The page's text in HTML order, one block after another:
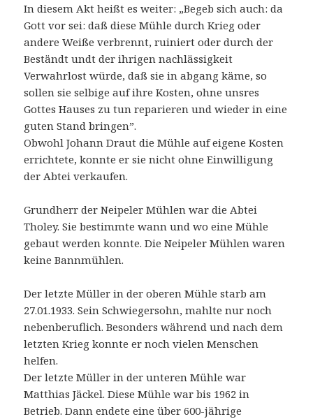
In diesem Akt heißt es weiter: „Begeb sich auch: da
Gott vor sei: daß diese Mühle durch Krieg oder
andere Weiße verbrennt, ruiniert oder durch der
Beständt undt der ihrigen nachlässigkeit
Verwahrlost würde, daß sie in abgang käme, so
sollen sie selbige auf ihre Kosten, ohne unsres
Gottes Hauses zu tun reparieren und wieder in eine
guten Stand bringen”.
Obwohl Johann Draut die Mühle auf eigene Kosten
errichtete, konnte er sie nicht ohne Einwilligung
der Abtei verkaufen.
Grundherr der Neipeler Mühlen war die Abtei
Tholey. Sie bestimmte wann und wo eine Mühle
gebaut werden konnte. Die Neipeler Mühlen waren
keine Bannmühlen.
Der letzte Müller in der oberen Mühle starb am
27.01.1933. Sein Schwiegersohn, mahlte nur noch
nebenberuflich. Besonders während und nach dem
letzten Krieg konnte er noch vielen Menschen
helfen.
Der letzte Müller in der unteren Mühle war
Matthias Jäckel. Diese Mühle war bis 1962 in
Betrieb. Dann endete eine über 600-jährige